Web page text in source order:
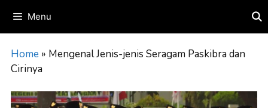
content
Menu
Home » Mengenal Jenis-jenis Seragam Paskibra dan
Cirinya